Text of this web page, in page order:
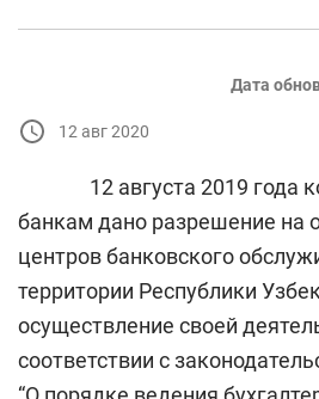
Дата
12 авг 2020
12 августа 2019 года
банкам дано разрешение на
центров банковского
территории Республики
осуществление своей
соответствии с